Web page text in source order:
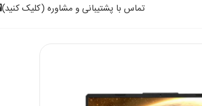
تماس با پشتیبانی و مشاوره (کلیک کنید)